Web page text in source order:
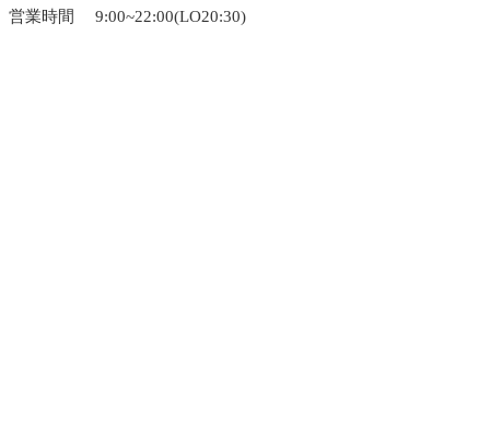
営業時間 9:00~22:00(LO20:30)